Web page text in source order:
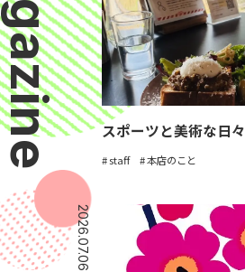
スポーツと美術な日々
staff 本店のこと
2026.07.06